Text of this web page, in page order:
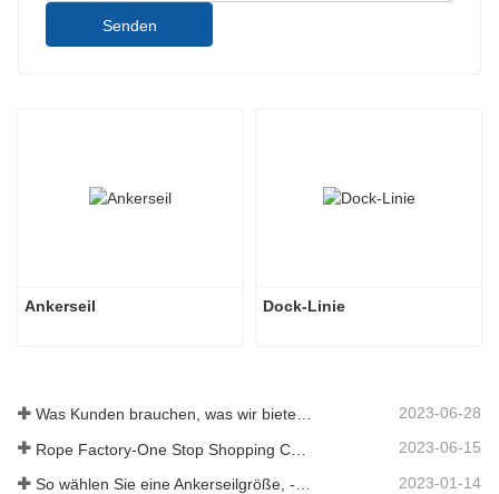
Senden
Ankerseil Dock-Linie
Was Kunden brauchen, was wir bieten – Tai an Rope Ltd 2023-06-28
2023-06-15
2023-01-14